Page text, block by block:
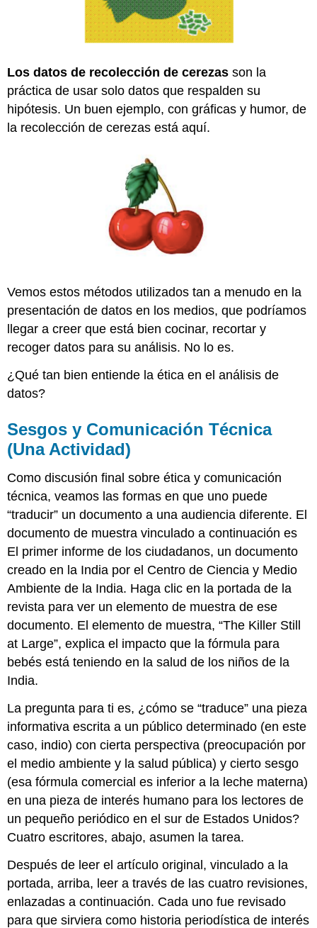
Los datos de recolección de cerezas son la
práctica de usar solo datos que respalden su
hipótesis. Un buen ejemplo, con gráficas y humor, de
la recolección de cerezas está aquí.
Vemos estos métodos utilizados tan a menudo en la
presentación de datos en los medios, que podríamos
llegar a creer que está bien cocinar, recortar y
recoger datos para su análisis. No lo es.
¿Qué tan bien entiende la ética en el análisis de
datos?
Sesgos y Comunicación Técnica
(Una Actividad)
Como discusión final sobre ética y comunicación
técnica, veamos las formas en que uno puede
“traducir” un documento a una audiencia diferente. El
documento de muestra vinculado a continuación es
El primer informe de los ciudadanos, un documento
creado en la India por el Centro de Ciencia y Medio
Ambiente de la India. Haga clic en la portada de la
revista para ver un elemento de muestra de ese
documento. El elemento de muestra, “The Killer Still
at Large”, explica el impacto que la fórmula para
bebés está teniendo en la salud de los niños de la
India.
La pregunta para ti es, ¿cómo se “traduce” una pieza
informativa escrita a un público determinado (en este
caso, indio) con cierta perspectiva (preocupación por
el medio ambiente y la salud pública) y cierto sesgo
(esa fórmula comercial es inferior a la leche materna)
en una pieza de interés humano para los lectores de
un pequeño periódico en el sur de Estados Unidos?
Cuatro escritores, abajo, asumen la tarea.
Después de leer el artículo original, vinculado a la
portada, arriba, leer a través de las cuatro revisiones,
enlazadas a continuación. Cada uno fue revisado
para que sirviera como historia periodística de interés